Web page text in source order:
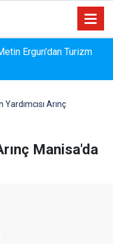
Ergun'dan Turizm
Yardımcısı Arınç
Manisa'da